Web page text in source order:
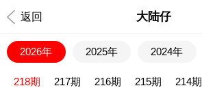
返回 大陆仔
2026年 2025年 2024年
218期 217期 216期 215期 214期